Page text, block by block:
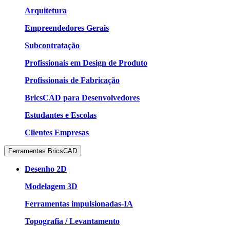
Arquitetura
Empreendedores Gerais
Subcontratação
Profissionais em Design de Produto
Profissionais de Fabricação
BricsCAD para Desenvolvedores
Estudantes e Escolas
Clientes Empresas
Ferramentas BricsCAD
Desenho 2D
Modelagem 3D
Ferramentas impulsionadas-IA
Topografia / Levantamento